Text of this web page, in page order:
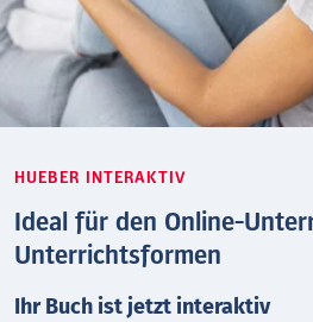
HUEBER INTERAKTIV
Ideal für den Online-
Unterrichtsformen
Ihr Buch ist jetzt interaktiv